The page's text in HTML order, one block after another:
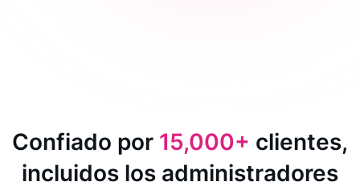
Confiado por 15,000+ clientes,
incluidos los administradores